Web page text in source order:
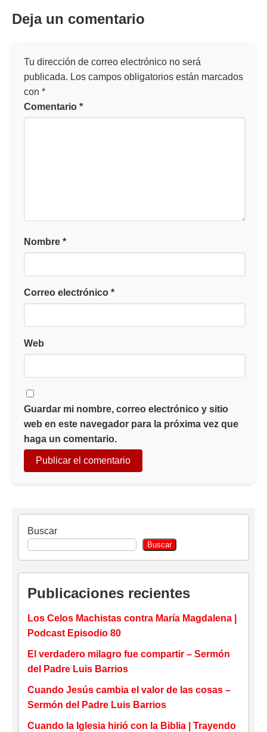
Deja un comentario
Tu dirección de correo electrónico no será
publicada. Los campos obligatorios están marcados
con *
Comentario *
Nombre *
Correo electrónico *
Web
Guardar mi nombre, correo electrónico y sitio
web en este navegador para la próxima vez que
haga un comentario.
Buscar
Buscar
Publicaciones recientes
Los Celos Machistas contra María Magdalena |
Podcast Episodio 80
El verdadero milagro fue compartir – Sermón
del Padre Luis Barrios
Cuando Jesús cambia el valor de las cosas –
Sermón del Padre Luis Barrios
Cuando la Iglesia hirió con la Biblia | Trayendo